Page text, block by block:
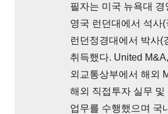
필자는 미국 뉴욕대
영국 런던대에서 석사
런던정경대에서 박사(
취득했다. United
외교통상부에서 해외
해외 직접투자 실무 및
업무를 수행했으며 국